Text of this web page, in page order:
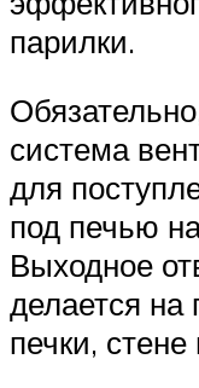
парилки.
система
для
под печью
Выходное
делается на
печки,